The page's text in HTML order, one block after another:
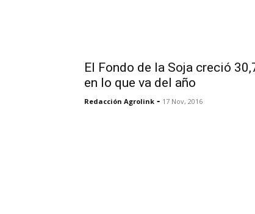
El Fondo de la Soja creció
en lo que va del año
Redacción Agrolink - 17 Nov, 2016